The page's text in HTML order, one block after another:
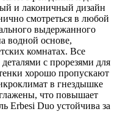
и лаконичный дизайн
смотреться в любой
выдержанного
водной основе,
комнатах. Все
с прорезями для
хорошо пропускают
в гнездышке
что повышает
Erbesi Duo устойчива за